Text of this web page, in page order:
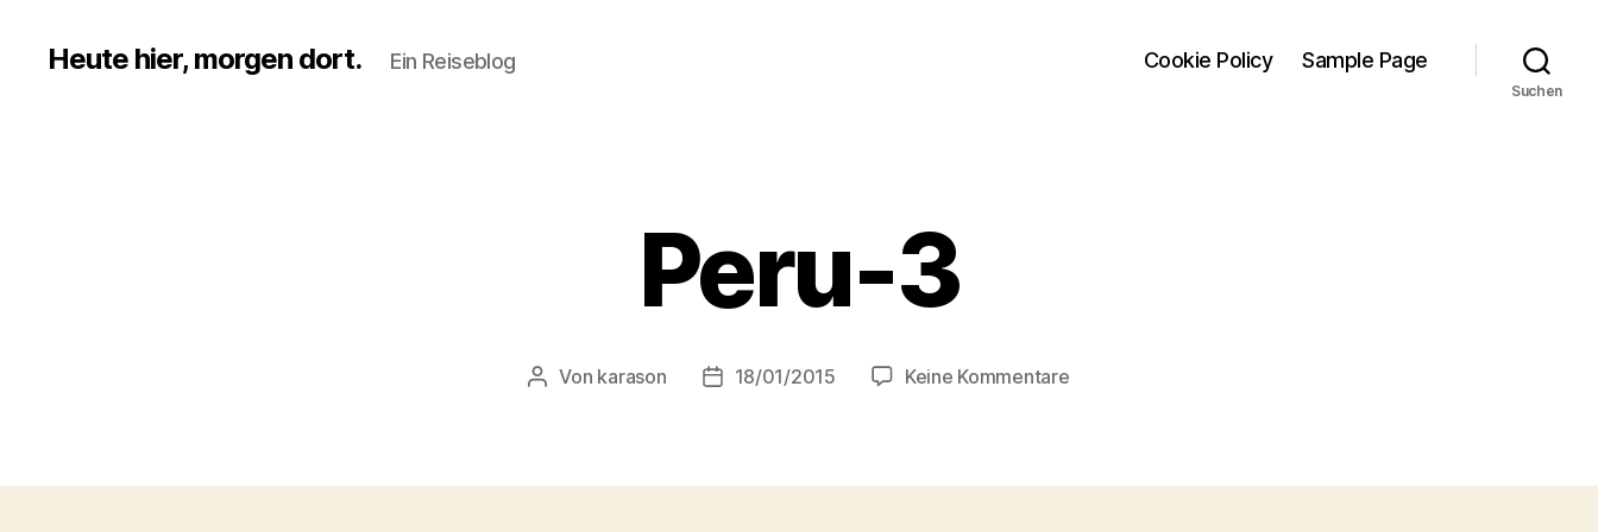
Heute hier, morgen dort. Ein Reiseblog Cookie Policy Sample Page
Suchen
Peru-3
Beitragsautor
Von karason Veröffentlichungsdatum
18/01/2015 Keine Kommentarezu